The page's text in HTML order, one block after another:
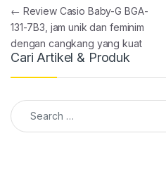
Post navigation
← Review Casio Baby-G BGA-
131-7B3, jam unik dan feminim
dengan cangkang yang kuat
Cari Artikel & Produk
Search for: